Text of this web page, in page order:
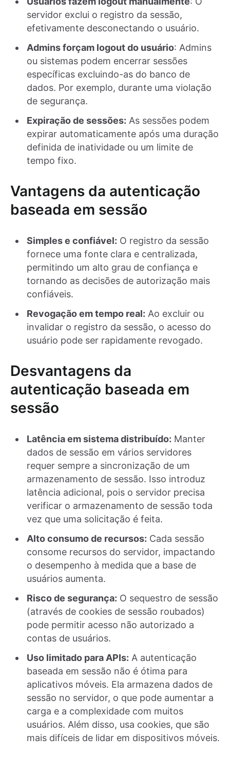
servidor exclui o registro da sessão,
efetivamente desconectando o usuário.
Admins forçam logout do usuário: Admins
ou sistemas podem encerrar sessões
específicas excluindo-as do banco de
dados. Por exemplo, durante uma violação
de segurança.
Expiração de sessões: As sessões podem
expirar automaticamente após uma duração
definida de inatividade ou um limite de
tempo fixo.
Vantagens da autenticação
baseada em sessão
Simples e confiável: O registro da sessão
fornece uma fonte clara e centralizada,
permitindo um alto grau de confiança e
tornando as decisões de autorização mais
confiáveis.
Revogação em tempo real: Ao excluir ou
invalidar o registro da sessão, o acesso do
usuário pode ser rapidamente revogado.
Desvantagens da
autenticação baseada em
sessão
Latência em sistema distribuído: Manter
dados de sessão em vários servidores
requer sempre a sincronização de um
armazenamento de sessão. Isso introduz
latência adicional, pois o servidor precisa
verificar o armazenamento de sessão toda
vez que uma solicitação é feita.
Alto consumo de recursos: Cada sessão
consome recursos do servidor, impactando
o desempenho à medida que a base de
usuários aumenta.
Risco de segurança: O sequestro de sessão
(através de cookies de sessão roubados)
pode permitir acesso não autorizado a
contas de usuários.
Uso limitado para APIs: A autenticação
baseada em sessão não é ótima para
aplicativos móveis. Ela armazena dados de
sessão no servidor, o que pode aumentar a
carga e a complexidade com muitos
usuários. Além disso, usa cookies, que são
mais difíceis de lidar em dispositivos móveis.